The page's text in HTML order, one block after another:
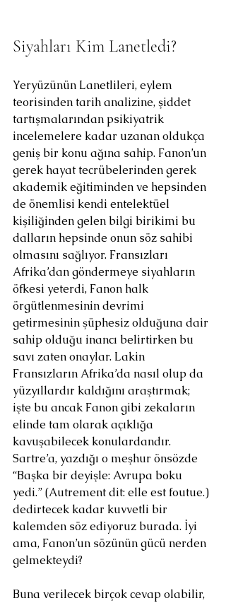
Siyahları Kim Lanetledi?
Yeryüzünün Lanetlileri, eylem
teorisinden tarih analizine, şiddet
tartışmalarından psikiyatrik
incelemelere kadar uzanan oldukça
geniş bir konu ağına sahip. Fanon’un
gerek hayat tecrübelerinden gerek
akademik eğitiminden ve hepsinden
de önemlisi kendi entelektüel
kişiliğinden gelen bilgi birikimi bu
dalların hepsinde onun söz sahibi
olmasını sağlıyor. Fransızları
Afrika’dan göndermeye siyahların
öfkesi yeterdi, Fanon halk
örgütlenmesinin devrimi
getirmesinin şüphesiz olduğuna dair
sahip olduğu inancı belirtirken bu
savı zaten onaylar. Lakin
Fransızların Afrika’da nasıl olup da
yüzyıllardır kaldığını araştırmak;
işte bu ancak Fanon gibi zekaların
elinde tam olarak açıklığa
kavuşabilecek konulardandır.
Sartre’a, yazdığı o meşhur önsözde
“Başka bir deyişle: Avrupa boku
yedi.” (Autrement dit: elle est foutue.)
dedirtecek kadar kuvvetli bir
kalemden söz ediyoruz burada. İyi
ama, Fanon’un sözünün gücü nerden
gelmekteydi?
Buna verilecek birçok cevap olabilir,